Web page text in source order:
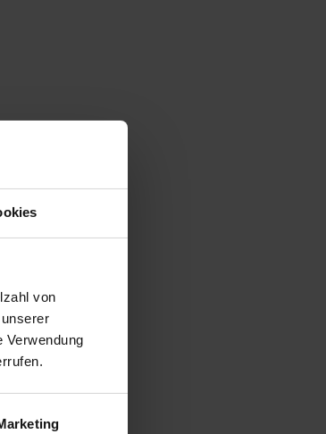
von
Verwendung